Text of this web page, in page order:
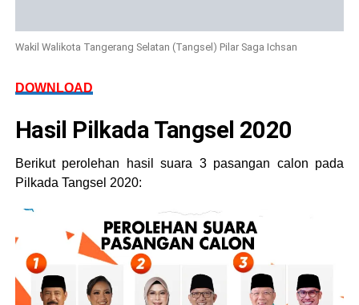
Wakil Walikota Tangerang Selatan (Tangsel) Pilar Saga Ichsan
DOWNLOAD
Hasil Pilkada Tangsel 2020
Berikut perolehan hasil suara 3 pasangan calon pada
Pilkada Tangsel 2020: